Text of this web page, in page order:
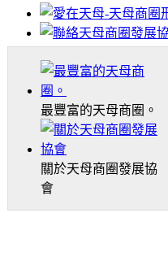
最豐富的天母商圈。
關於天母商圈發展協
會